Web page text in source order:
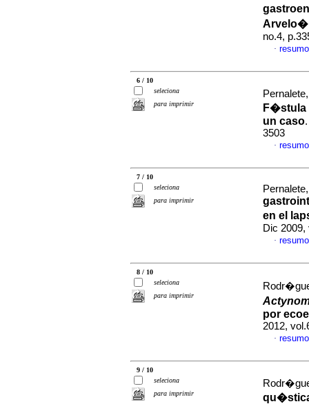
Arvelo�
no.4,
·
6 / 10
seleciona
para imprimir
F�stula
un caso
3503
·
7 / 10
seleciona
para imprimir
en el
Dic 2009,
·
8 / 10
seleciona
para imprimir
por
2012,
·
9 / 10
seleciona
para imprimir